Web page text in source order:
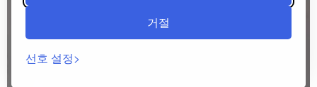
거절
선호 설정